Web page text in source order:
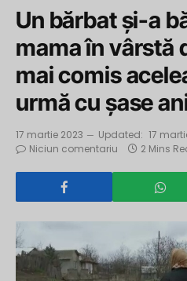
Un bărbat și-a
mama în vârstă
mai comis
urmă cu șase
17 martie 2023 Updated: 17
Niciun comentariu
2 Mins